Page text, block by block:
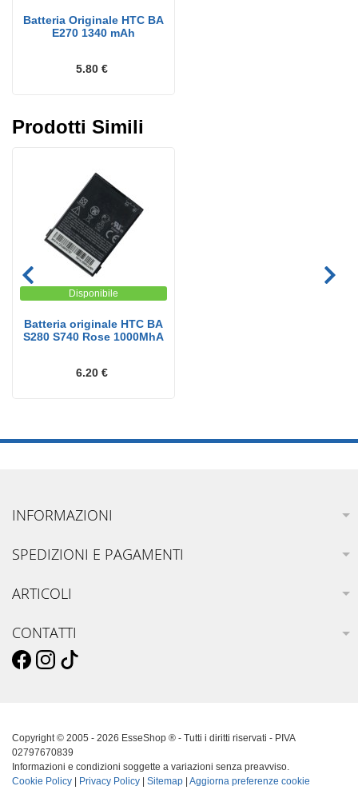
Batteria Originale HTC BA
E270 1340 mAh
5.80 €
Prodotti Simili
Disponibile
Batteria originale HTC BA
S280 S740 Rose 1000MhA
6.20 €
INFORMAZIONI
SPEDIZIONI E PAGAMENTI
ARTICOLI
CONTATTI
Copyright © 2005 - 2026 EsseShop ® - Tutti i diritti riservati - PIVA
02797670839
Informazioni e condizioni soggette a variazioni senza preavviso.
Cookie Policy
Privacy Policy Sitemap Aggiorna preferenze cookie